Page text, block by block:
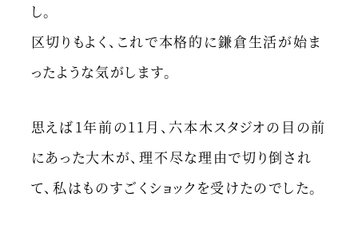
し。
区切りもよく、これで本格的に鎌倉生活が始ま
ったような気がします。
思えば1年前の11月、六本木スタジオの目の前
にあった大木が、理不尽な理由で切り倒され
て、私はものすごくショックを受けたのでした。